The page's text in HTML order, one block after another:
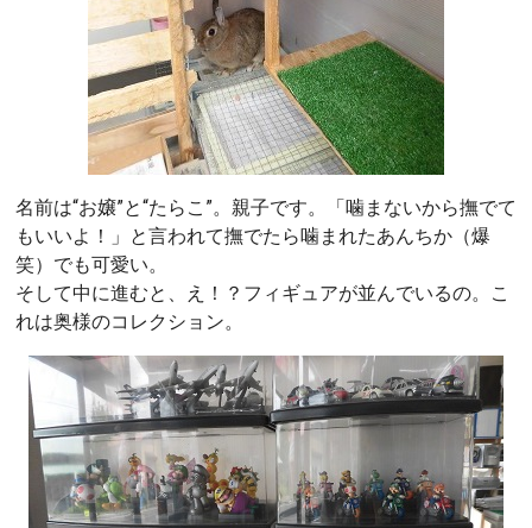
名前は“お嬢”と“たらこ”。親子です。「噛まないから撫でて
もいいよ！」と言われて撫でたら噛まれたあんちか（爆
笑）でも可愛い。
そして中に進むと、え！？フィギュアが並んでいるの。こ
れは奥様のコレクション。